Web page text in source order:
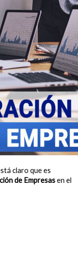
claro que es
de Empresasen el